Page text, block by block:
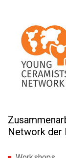
GA
GA
GA
GAK
Network der